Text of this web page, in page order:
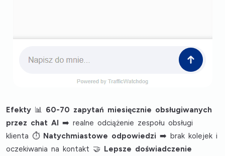
Efekty 📊 60-70 zapytań miesięcznie obsługiwanych
przez chat AI ➡️ realne odciążenie zespołu obsługi
klienta ⏱️ Natychmiastowe odpowiedzi ➡️ brak kolejek i
oczekiwania na kontakt 🤝 Lepsze doświadczenie